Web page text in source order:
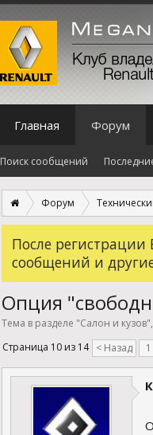
Форум
После регистрации
сообщений и
Опция
Тема в разделе "Салон и кузов
Страница 10 из 14 < Назад 1
Главная Форум
Поиск сообщений